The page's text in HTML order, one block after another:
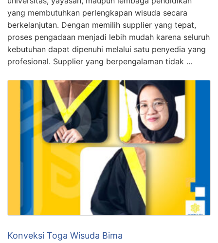
yang membutuhkan perlengkapan wisuda secara
berkelanjutan. Dengan memilih supplier yang tepat,
proses pengadaan menjadi lebih mudah karena seluruh
kebutuhan dapat dipenuhi melalui satu penyedia yang
profesional. Supplier yang berpengalaman tidak …
Konveksi Toga Wisuda Bima